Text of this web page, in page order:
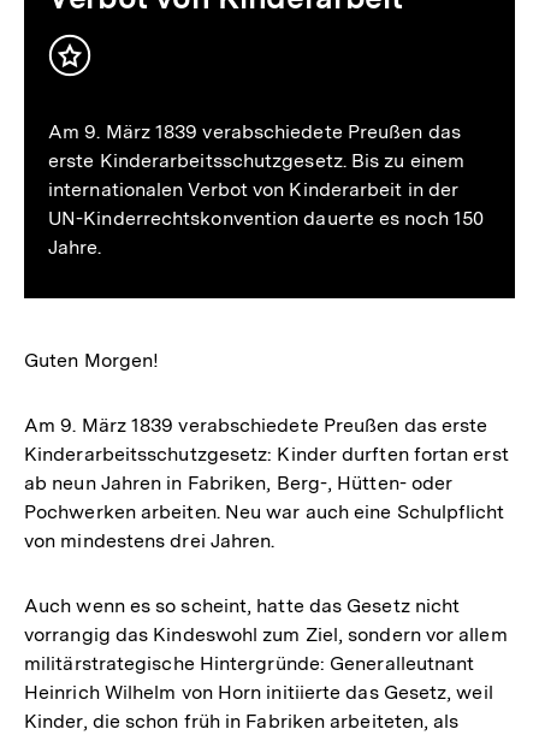
Inhalt
Am 9. März 1839 verabschiedete Preußen das
erste Kinderarbeitsschutzgesetz. Bis zu einem
internationalen Verbot von Kinderarbeit in der
UN-Kinderrechtskonvention dauerte es noch 150
Jahre.
Guten Morgen!
Am 9. März 1839 verabschiedete Preußen das erste
Kinderarbeitsschutzgesetz: Kinder durften fortan erst
ab neun Jahren in Fabriken, Berg-, Hütten- oder
Pochwerken arbeiten. Neu war auch eine Schulpflicht
von mindestens drei Jahren.
Auch wenn es so scheint, hatte das Gesetz nicht
vorrangig das Kindeswohl zum Ziel, sondern vor allem
militärstrategische Hintergründe: Generalleutnant
Heinrich Wilhelm von Horn initiierte das Gesetz, weil
Kinder, die schon früh in Fabriken arbeiteten, als